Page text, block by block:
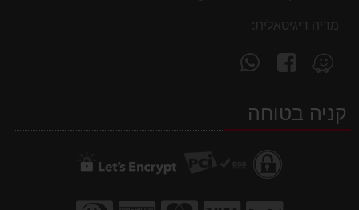
מדיה דיגיטאלית:
מצא
אותנו
Waze
עקוב
אחרינו
facebookקניה בטוחה